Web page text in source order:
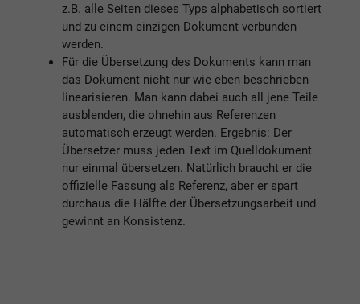
z.B. alle Seiten dieses Typs alphabetisch sortiert
und zu einem einzigen Dokument verbunden
werden.
Für die Übersetzung des Dokuments kann man
das Dokument nicht nur wie eben beschrieben
linearisieren. Man kann dabei auch all jene Teile
ausblenden, die ohnehin aus Referenzen
automatisch erzeugt werden. Ergebnis: Der
Übersetzer muss jeden Text im Quelldokument
nur einmal übersetzen. Natürlich braucht er die
offizielle Fassung als Referenz, aber er spart
durchaus die Hälfte der Übersetzungsarbeit und
gewinnt an Konsistenz.